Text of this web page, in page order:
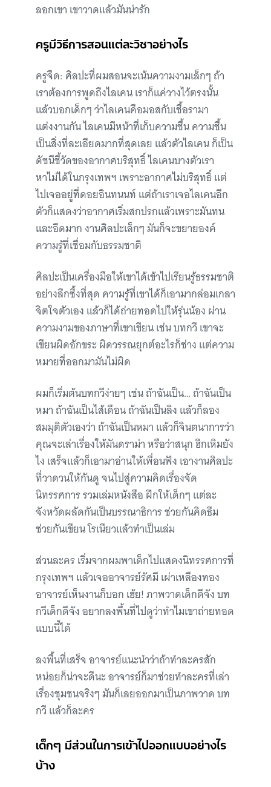
ลอกเขา เขาวาดแล้วมันน่ารัก
ครูมีวิธีการสอนแต่ละวิชาอย่างไร
ครูจืด: ศิลปะที่ผมสอนจะเน้นความงามเล็กๆ ถ้า
เราต้องการพูดถึงไลเคน เราก็แค่วางไว้ตรงนั้น
แล้วบอกเด็กๆ ว่าไลเคนคือมอสกับเชื้อรามา
แต่งงานกัน ไลเคนมีหน้าที่เก็บความชื้น ความชื้น
เป็นสิ่งที่ละเอียดมากที่สุดเลย แล้วตัวไลเคน ก็เป็น
ดัชนีชี้วัดของอากาศบริสุทธิ์ ไลเคนบางตัวเรา
หาไม่ได้ในกรุงเทพฯ เพราะอากาศไม่บริสุทธิ์ แต่
ไปเจออยู่ที่ดอยอินทนนท์ แต่ถ้าเราเจอไลเคนอีก
ตัวก็แสดงว่าอากาศเริ่มสกปรกแล้วเพราะมันทน
และอึดมาก งานศิลปะเล็กๆ มันก็จะขยายองค์
ความรู้ที่เชื่อมกับธรรมชาติ
ศิลปะเป็นเครื่องมือให้เขาได้เข้าไปเรียนรู้ธรรมชาติ
อย่างลึกซึ้งที่สุด ความรู้ที่เขาได้ก็เอามากล่อมเกลา
จิตใจตัวเอง แล้วก็ได้ถ่ายทอดไปให้รุ่นน้อง ผ่าน
ความงามของภาษาที่เขาเขียน เช่น บทกวี เขาจะ
เขียนผิดอักขระ ผิดวรรณยุกต์อะไรก็ช่าง แต่ความ
หมายที่ออกมามันไม่ผิด
ผมก็เริ่มต้นบทกวีง่ายๆ เช่น ถ้าฉันเป็น… ถ้าฉันเป็น
หมา ถ้าฉันเป็นไส้เดือน ถ้าฉันเป็นลิง แล้วก็ลอง
สมมุติตัวเองว่า ถ้าฉันเป็นหมา แล้วก็จินตนาการว่า
คุณจะเล่าเรื่องให้มันดราม่า หรือว่าสนุก ฮึกเหิมยัง
ไง เสร็จแล้วก็เอามาอ่านให้เพื่อนฟัง เอางานศิลปะ
ที่วาดวนให้กันดู จนไปสู่ความคิดเรื่องจัด
นิทรรศการ รวมเล่มหนังสือ ฝึกให้เด็กๆ แต่ละ
จังหวัดผลัดกันเป็นบรรณาธิการ ช่วยกันคิดธีม
ช่วยกันเขียน โรเนียวแล้วทำเป็นเล่ม
ส่วนละคร เริ่มจากผมพาเด็กไปแสดงนิทรรศการที่
กรุงเทพฯ แล้วเจออาจารย์รัศมี เผ่าเหลืองทอง
อาจารย์เห็นงานก็บอก เฮ้ย! ภาพวาดเด็กดีจัง บท
กวีเด็กดีจัง อยากลงพื้นที่ไปดูว่าทำไมเขาถ่ายทอด
แบบนี้ได้
ลงพื้นที่เสร็จ อาจารย์แนะนำว่าถ้าทำละครสัก
หน่อยก็น่าจะดีนะ อาจารย์ก็มาช่วยทำละครที่เล่า
เรื่องชุมชนจริงๆ มันก็เลยออกมาเป็นภาพวาด บท
กวี แล้วก็ละคร
เด็กๆ มีส่วนในการเข้าไปออกแบบอย่างไร
บ้าง